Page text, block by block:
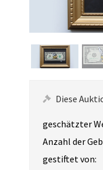
Diese
geschätzter
Anzahl der
gestiftet von: